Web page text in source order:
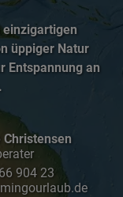
einzigartigen
üppiger Natur
Entspannung an
904 23